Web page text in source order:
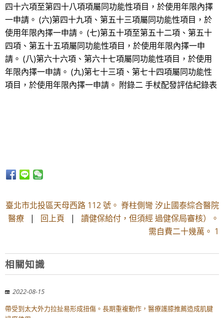
四十六項至第四十八項項屬同功能性項目，於使用年限內擇
一申請。 (六)第四十九項、第五十三項屬同功能性項目，於
使用年限內擇一申請。 (七)第五十項至第五十二項、第五十
四項、第五十五項屬同功能性項目，於使用年限內擇一申
請。 (八)第六十六項、第六十七項屬同功能性項目，於使用
年限內擇一申請。 (九)第七十三項、第七十四項屬同功能性
項目，於使用年限內擇一申請。 附錄二 手杖配發評估紀錄表
臺北市北投區天母西路 112 號。 脊柱側彎 汐止國泰綜合醫院
醫療 | 回上頁 | 讀健保給付，但須經 過健保局審核）。
需自費二十幾萬。 1
相關知識
2022-08-15
帶受到太大外力拉扯易形成扭傷。長期重複動作，醫療護膝推薦造成肌腱